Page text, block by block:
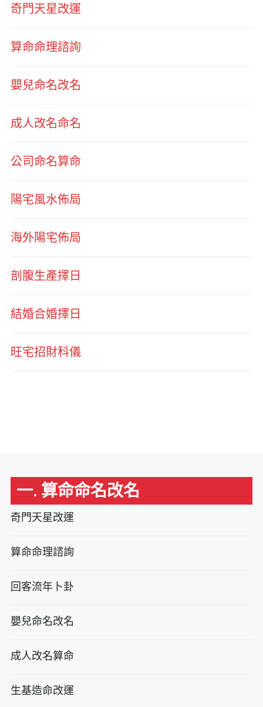
奇門天星改運
算命命理諮詢
嬰兒命名改名
成人改名命名
公司命名算命
陽宅風水佈局
海外陽宅佈局
剖腹生產擇日
結婚合婚擇日
旺宅招財科儀
一. 算命命名改名
奇門天星改運
算命命理諮詢
回客流年卜卦
嬰兒命名改名
成人改名算命
生基造命改運